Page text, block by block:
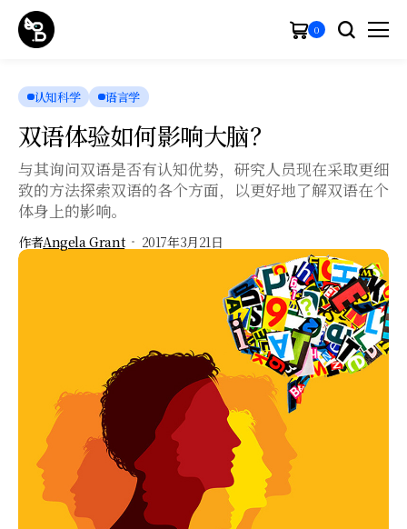
0
认知科学 语言学
双语体验如何影响大脑？
与其询问双语是否有认知优势，研究人员现在采取更细
致的方法探索双语的各个方面，以更好地了解双语在个
体身上的影响。
作者Angela Grant 2017年3月21日